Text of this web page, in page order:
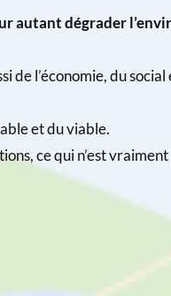
autant dégrader
de l’économie, du
et du viable.
ce qui n’est